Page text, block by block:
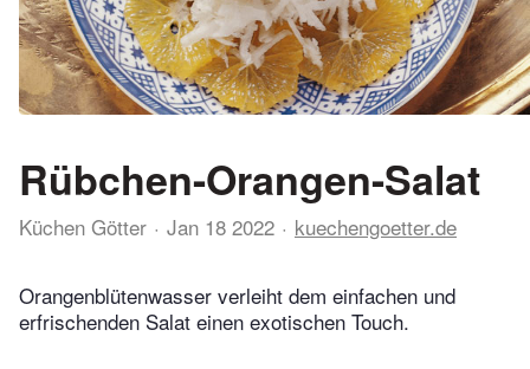
Rübchen-Orangen-Salat
Küchen Götter Jan 18 2022 kuechengoetter.de
Orangenblütenwasser verleiht dem einfachen und
erfrischenden Salat einen exotischen Touch.